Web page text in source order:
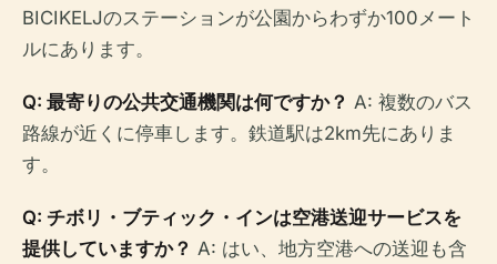
BICIKELJのステーションが公園からわずか100メート
ルにあります。
Q: 最寄りの公共交通機関は何ですか？ A: 複数のバス
路線が近くに停車します。鉄道駅は2km先にありま
す。
Q: チボリ・ブティック・インは空港送迎サービスを
提供していますか？ A: はい、地方空港への送迎も含